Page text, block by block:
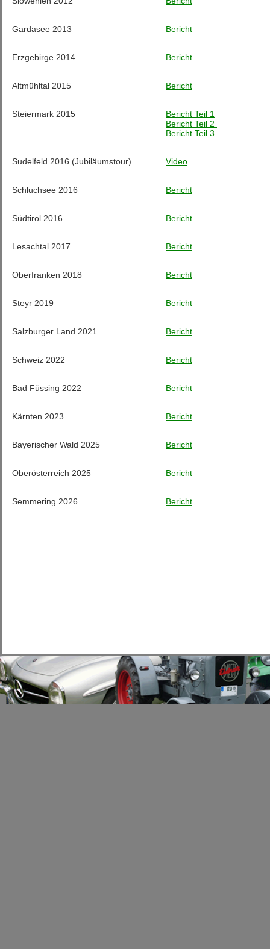
Gardasee 2013 Bericht
Erzgebirge 2014 Bericht
Altmühltal 2015 Bericht
Steiermark 2015
Bericht Teil 1
Bericht Teil 2
Bericht Teil 3
Sudelfeld 2016 (Jubiläumstour) Video
Schluchsee 2016 Bericht
Südtirol 2016 Bericht
Lesachtal 2017 Bericht
Oberfranken 2018 Bericht
Steyr 2019 Bericht
Salzburger Land 2021 Bericht
Schweiz 2022 Bericht
Bad Füssing 2022 Bericht
Kärnten 2023 Bericht
Bayerischer Wald 2025 Bericht
Oberösterreich 2025 Bericht
Semmering 2026 Bericht